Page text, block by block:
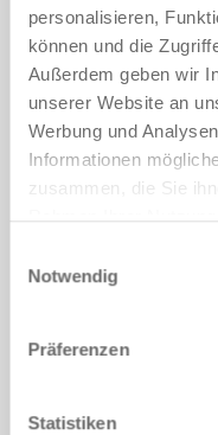
personalisieren,
können und die
Außerdem geben wir
unserer Website an
Werbung und
Informationen
zusammen, die Sie
Notwendig
Präferenzen
Statistiken
레일 제조업체
레일 유형
레일 크기
선택적 선택 필드